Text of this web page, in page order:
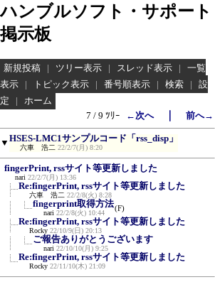
ハンブルソフト・サポート
掲示板
新規投稿 | ツリー表示 | スレッド表示 |
一覧
表示
| トピック表示 | 番号順表示 | 検索 |
設
定
|
ホーム
7 / 9 ﾂﾘｰ
←次へ｜ 前へ→
▼ HSES-LMC1サンプルコード「rss_disp」
六車 浩二 22/2/7(月) 8:20
fingerPrint, rssサイト等更新しました
nari 22/2/7(月) 13:36
Re:fingerPrint, rssサイト等更新しました
六車 浩二 22/2/8(火) 8:28
fingerprint取得方法
nari 22/2/8(火) 10:44
(F)
Re:fingerPrint, rssサイト等更新しました
Rocky 22/10/9(日) 20:13
ご報告ありがとうございます
nari 22/10/10(月) 9:25
Re:fingerPrint, rssサイト等更新しました
Rocky 22/11/10(木) 21:09